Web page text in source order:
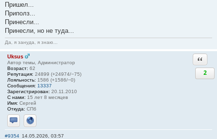
Пришел...
Приполз...
Принесли...
Принесли, но не туда...
Да, я зануда, я знаю...
Uksus
Автор темы, Администратор
Возраст: 62
Репутация: 24899 (+24974/−75)
Лояльность: 1586 (+1586/−0)
Сообщения: 13337
Зарегистрирован: 20.11.2010
С нами: 15 лет 8 месяцев
Имя: Сергей
Откуда: СПб
Отправить личное сообщение
Сайт
2
#9354 14.05.2026, 03:57